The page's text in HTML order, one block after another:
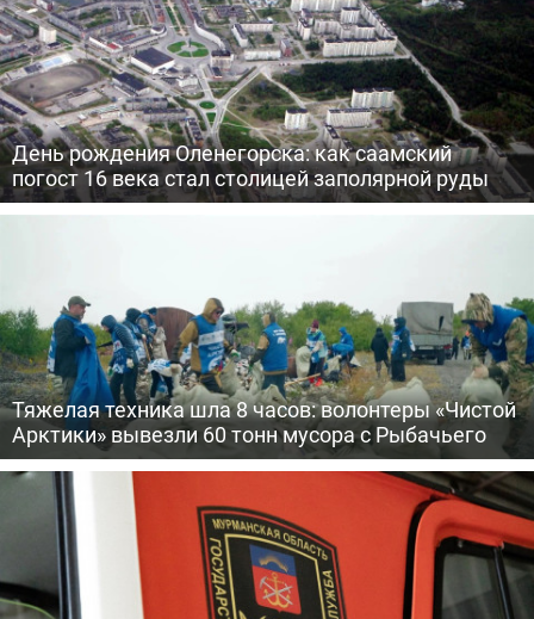
День рождения Оленегорска: как саамский
погост 16 века стал столицей заполярной руды
Тяжелая техника шла 8 часов: волонтеры «Чистой
Арктики» вывезли 60 тонн мусора с Рыбачьего